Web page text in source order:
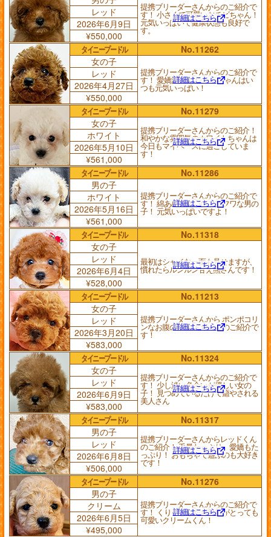
提携ブリーダーさんからのご紹介で
す！ 小さくて可愛いおチビちゃん！
元気いっぱいで健康状態も良好で
す。
詳細はこちら
レッド
2026年6月9日
¥550,000
タイニープードル
No.11262
女の子
提携ブリーダーさんからのご紹介で
す！ 愛嬌満点！ レッドちゃんはい
つも元気いっぱい！
詳細はこちら
レッド
2026年4月27日
¥550,000
タイニープードル
No.11279
女の子
提携ブリーダーさんからのご紹介！
和やかな雰囲気のホワイトちゃんは
今日もマイペースに過ごしていま
す！
詳細はこちら
ホワイト
2026年5月10日
¥561,000
タイニープードル
No.11286
男の子
提携ブリーダーさんからのご紹介で
す！ 綿あめみたいにフワフワな男の
子！ 元気いっぱいですよ！
詳細はこちら
ホワイト
2026年5月16日
¥561,000
タイニープードル
No.11318
女の子
最初はシャイな一面も見せますが、
慣れたらルンルン甘え熊さんです！
詳細はこちら
レッド
2026年6月4日
¥528,000
タイニープードル
No.11213
女の子
提携ブリーダーさんから ポンポコリ
ンなお腹の レッドちゃんのご紹介で
す！
詳細はこちら
レッド
2026年3月20日
¥583,000
タイニープードル
No.11324
女の子
提携ブリーダーさんからのご紹介で
す！ 少し淡い色合いが優しい女の
子！ 見つめているだけで癒やされる
美人さん
詳細はこちら
レッド
2026年6月9日
¥583,000
タイニープードル
No.11317
男の子
提携ブリーダーさんからレッドくん
のご紹介！ 毛量たっぷり、愛嬌もた
っぷり！ おもちゃで遊ぶのも大好き
です！
詳細はこちら
レッド
2026年6月8日
¥506,000
タイニープードル
No.11276
男の子
提携ブリーダーさんからのご紹介で
す！ くりっとしたお目目がとっても
可愛いクリームくん！
詳細はこちら
クリーム
2026年6月5日
¥495,000